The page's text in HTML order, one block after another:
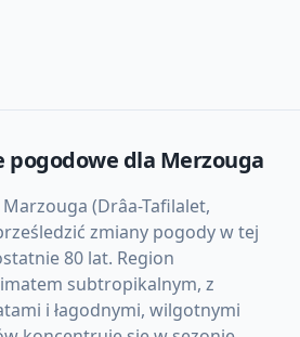
pogodowe dla Merzouga
(Drâa-Tafilalet,
zmiany pogody w tej
80 lat. Region
subtropikalnym, z
i łagodnymi, wilgotnymi